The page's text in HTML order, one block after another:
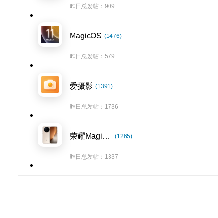
昨日总发帖：909
MagicOS (1476)
昨日总发帖：579
爱摄影 (1391)
昨日总发帖：1736
荣耀Magic8系列 (1265)
昨日总发帖：1337